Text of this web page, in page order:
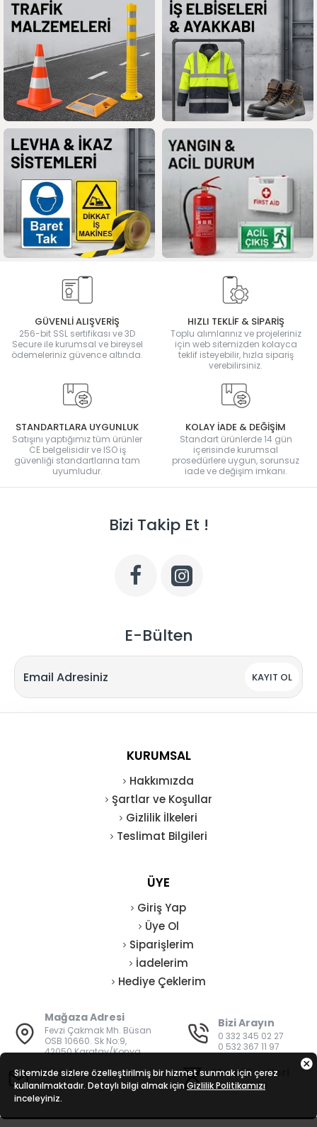
GÜVENLİ ALIŞVERİŞ
256-bit SSL sertifikası ve 3D
Secure ile kurumsal ve bireysel
ödemeleriniz güvence altında.
HIZLI TEKLİF & SİPARİŞ
Toplu alımlarınız ve projeleriniz
için web sitemizden kolayca
teklif isteyebilir, hızla sipariş
verebilirsiniz.
STANDARTLARA UYGUNLUK
Satışını yaptığımız tüm ürünler
CE belgelisidir ve ISO iş
güvenliği standartlarına tam
uyumludur.
KOLAY İADE & DEĞİŞİM
Standart ürünlerde 14 gün
içerisinde kurumsal
prosedürlere uygun, sorunsuz
iade ve değişim imkanı.
Bizi Takip Et !
E-Bülten
KAYIT OL
KURUMSAL
Hakkımızda
Şartlar ve Koşullar
Gizlilik İlkeleri
Teslimat Bilgileri
ÜYE
Giriş Yap
Üye Ol
Siparişlerim
İadelerim
Hediye Çeklerim
Mağaza Adresi
Fevzi Çakmak Mh. Büsan
OSB 10660. Sk No:9,
42050 Karatay/Konya
Bizi Arayın
0 332 345 02 27
0 532 367 11 97
E-Posta
bilgi@vatanisguvenligi.com
Mesai Saatleri
08:00 - 19:00
Sitemizde sizlere özelleştirilmiş bir hizmet sunmak için çerez
kullanılmaktadır. Detaylı bilgi almak için Gizlilik Politikamızı
inceleyiniz.